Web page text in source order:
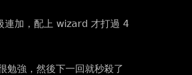
連加，配上 wizard 才打過 4
勉強，然後下一回就秒殺了